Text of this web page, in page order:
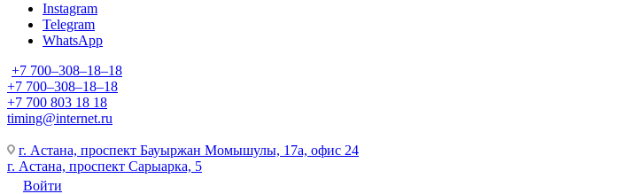
Instagram
Telegram
WhatsApp
+7 700‒308‒18‒18
+7 700‒308‒18‒18
+7 700 803 18 18
timing@internet.ru
г. Астана, проспект Бауыржан Момышулы, 17а, офис 24
г. Астана, проспект Сарыарка, 5
Войти